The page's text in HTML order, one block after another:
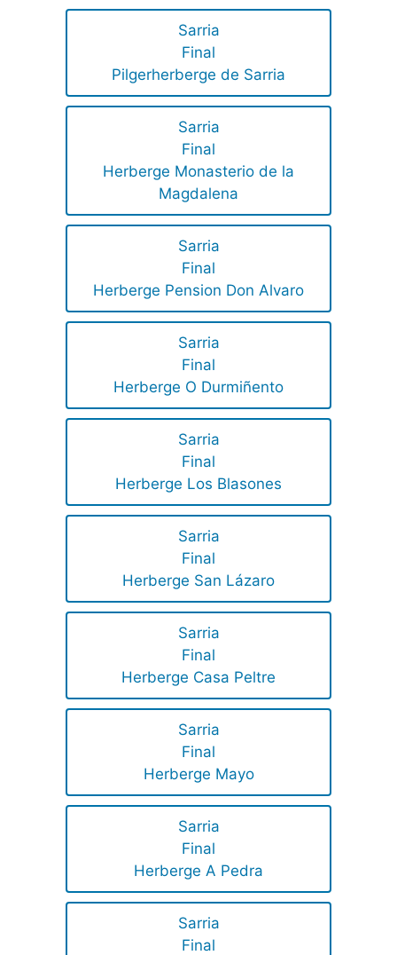
Sarria
Final
Pilgerherberge de Sarria
Sarria
Final
Herberge Monasterio de la
Magdalena
Sarria
Final
Herberge Pension Don Alvaro
Sarria
Final
Herberge O Durmiñento
Sarria
Final
Herberge Los Blasones
Sarria
Final
Herberge San Lázaro
Sarria
Final
Herberge Casa Peltre
Sarria
Final
Herberge Mayo
Sarria
Final
Herberge A Pedra
Sarria
Final